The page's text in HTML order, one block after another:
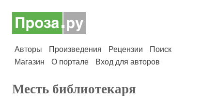
Авторы Произведения Рецензии
Поиск
Магазин
О портале Вход для авторов
Месть библиотекаря